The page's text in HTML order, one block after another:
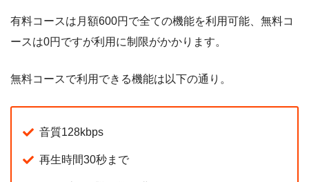
有料コースは月額600円で全ての機能を利用可能、無料コ
ースは0円ですが利用に制限がかかります。
無料コースで利用できる機能は以下の通り。
音質128kbps
再生時間30秒まで